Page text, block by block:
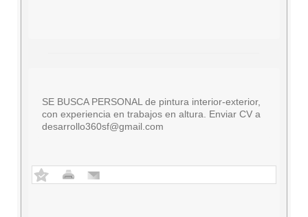
SE BUSCA PERSONAL de pintura interior-exterior,
con experiencia en trabajos en altura. Enviar CV a
desarrollo360sf@gmail.com